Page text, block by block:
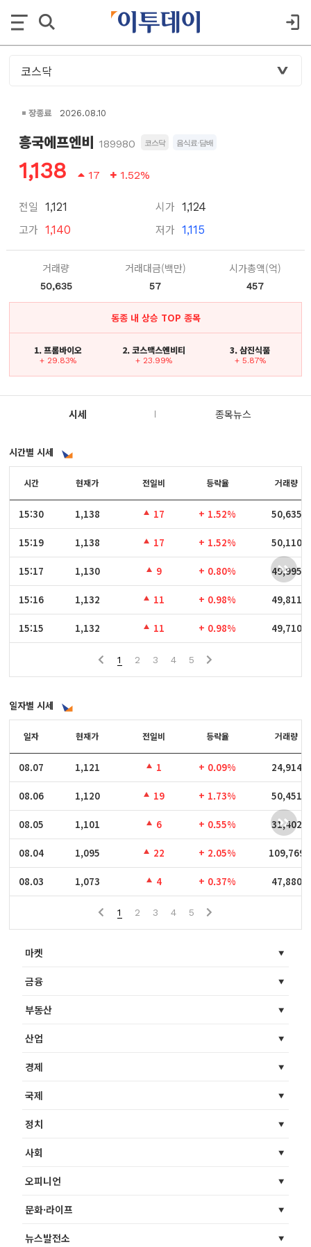
장종료 2026.08.10
흥국에프엔비 189980 코스닥 음식료·담배
1,138 17 1.52%
전일 1,121
고가 1,140
시가 1,124
저가 1,115
거래량
50,635
거래대금(백만)
57
시가총액(억)
457
동종 내 상승 TOP 종목
1. 프롬바이오
+ 29.83%
2. 코스맥스엔비티
+ 23.99%
3. 삼진식품
+ 5.87%
시세 종목뉴스
시간별 시세
시간
15:30
15:19
15:17
15:16
15:15
시간 현재가 전일비 등락율 거래량
15:30 1,138 17 + 1.52% 50,635
15:19 1,138 17 + 1.52% 50,110
15:17 1,130 9 + 0.80% 49,995
15:16 1,132 11 + 0.98% 49,811
15:15 1,132 11 + 0.98% 49,710
1 2 3 4 5
일자별 시세
일자
08.07
08.06
08.05
08.04
08.03
일자 현재가 전일비 등락율 거래량
08.07 1,121 1 + 0.09% 24,914
08.06 1,120 19 + 1.73% 50,451
08.05 1,101 6 + 0.55% 31,402
08.04 1,095 22 + 2.05% 109,769
08.03 1,073 4 + 0.37% 47,880
1 2 3 4 5
마켓
금융
부동산
산업
경제
국제
정치
사회
오피니언
문화·라이프
뉴스발전소